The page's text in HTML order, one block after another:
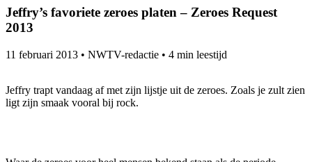
Jeffry’s favoriete zeroes platen – Zeroes Request
2013
11 februari 2013 • NWTV-redactie • 4 min leestijd
Jeffry trapt vandaag af met zijn lijstje uit de zeroes. Zoals je zult zien
ligt zijn smaak vooral bij rock.